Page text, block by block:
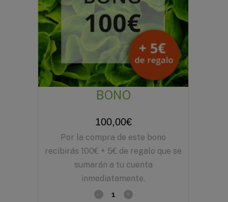
BONO
100,00€
Por la compra de este bono
recibirás 100€ + 5€ de regalo que se
sumarán a tu cuenta
inmediatamente.